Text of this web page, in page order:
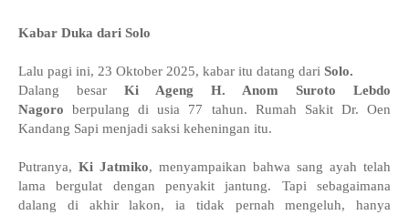
Kabar Duka dari Solo
Lalu pagi ini, 23 Oktober 2025, kabar itu datang dari Solo.
Dalang besar Ki Ageng H. Anom Suroto Lebdo
Nagoro berpulang di usia 77 tahun. Rumah Sakit Dr. Oen
Kandang Sapi menjadi saksi keheningan itu.
Putranya, Ki Jatmiko, menyampaikan bahwa sang ayah telah
lama bergulat dengan penyakit jantung. Tapi sebagaimana
dalang di akhir lakon, ia tidak pernah mengeluh, hanya